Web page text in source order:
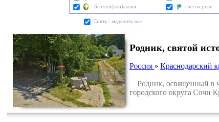
- без куп(ели)альни
- исток реки
Cнять / выделить все
Родник, святой
Россия » Краснодарский
Родник, освященный в
городского округа Сочи